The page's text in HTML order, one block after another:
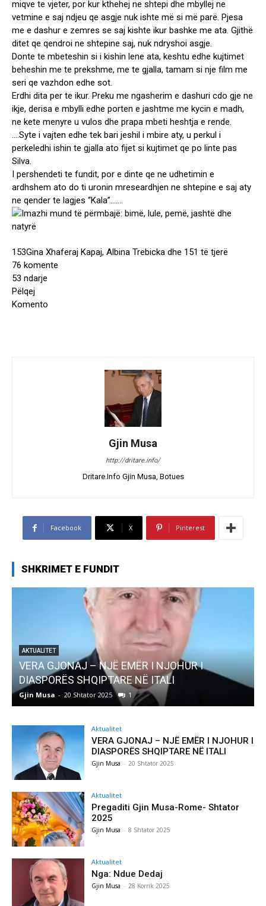
miqve te vjeter, por kur kthehej ne shtepi dhe mbyllej ne
vetmine e saj ndjeu qe asgje nuk ishte më si më parë. Pjesa
me e dashur e zemres se saj kishte ikur bashke me ata. Gjithë
ditet qe qendroi ne shtepine saj, nuk ndryshoi asgje.
Donte te mbeteshin si i kishin lene ata, keshtu edhe kujtimet
beheshin me te prekshme, me te gjalla, tamam si nje film me
seri qe vazhdon edhe sot.
Erdhi dita per te ikur. Preku me ngasherim e dashuri cdo gje ne
ikje, derisa e mbylli edhe porten e jashtme me kycin e madh,
ne kete menyre u vulos dhe prapa mbeti heshtja e rende.
….Syte i vajten edhe tek bari jeshil i mbire aty, u perkul i
perkeledhi ishin te gjalla ato fijet si kujtimet qe po linte pas
Silva.
I pershendeti te fundit, por e dinte qe ne udhetimin e
ardhshem ato do ti uronin mreseardhjen ne shtepine e saj aty
ne qender te lagjes “Kala”…….
153Gina Xhaferaj Kapaj, Albina Trebicka dhe 151 të tjerë
76 komente
53 ndarje
Pëlqej
Komento
Gjin Musa
http://dritare.info/
Dritare.Info Gjin Musa, Botues
Facebook X Pinterest
SHKRIMET E FUNDIT
AKTUALITET
Pregaditi Gjin Musa-Rome- Shtator 2025
Gjin Musa - 8 Shtator 2025 0
Aktualitet
VERA GJONAJ – NJË EMËR I NJOHUR I
DIASPORËS SHQIPTARE NË ITALI
Gjin Musa - 20 Shtator 2025
Aktualitet
Pregaditi Gjin Musa-Rome- Shtator
2025
Gjin Musa - 8 Shtator 2025
Aktualitet
Nga: Ndue Dedaj
Gjin Musa - 28 Korrik 2025